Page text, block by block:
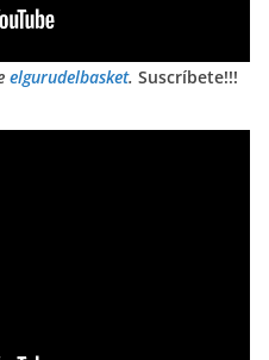
elgurudelbasket. Suscríbete!!!